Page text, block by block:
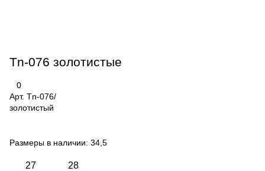
Tn-076 золотистые
0
Арт. Tn-076/
золотистый
Размеры в наличии: 34,5
27 28